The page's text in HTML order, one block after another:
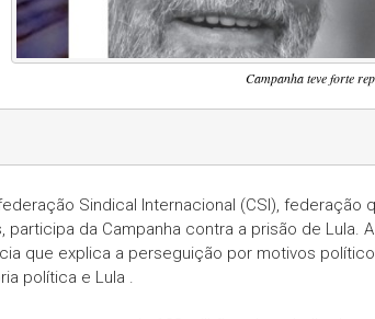
Campanha teve forte
Sindical Internacional (CSI),
participa da Campanha contra a prisão de Lula.
que explica a perseguição por motivos
política e Lula .